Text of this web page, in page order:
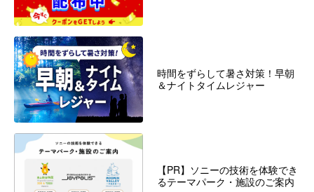
時間をずらして暑さ対策！早朝
＆ナイトタイムレジャー
【PR】ソニーの技術を体験でき
るテーマパーク・施設のご案内